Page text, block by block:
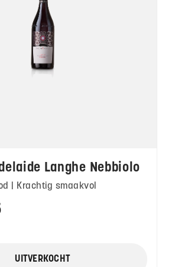
Langhe Nebbiolo
| Krachtig smaakvol
UITVERKOCHT